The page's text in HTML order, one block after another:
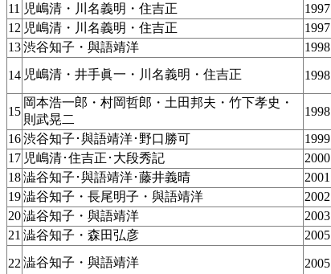
11 児嶋清・川名義明・住吉正 1997
12 児嶋清・川名義明・住吉正 1997
13渋谷知子・與語靖洋 1998
14 児嶋清・井手眞一・川名義明・住吉正 1998
15
岡本浩一郎・村岡哲郎・土田邦夫・竹下孝史・
則武晃二
1998
16渋谷知子･與語靖洋･野口勝可 1999
17 児嶋清･住吉正･大段秀記 2000
18澁谷知子･與語靖洋･藤井義晴 2001
19澁谷知子・長尾明子・與語靖洋 2002
20澁谷知子・與語靖洋 2003
21 澁谷知子・森田弘彦 2005
22 澁谷知子・與語靖洋 2005